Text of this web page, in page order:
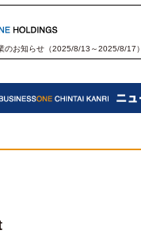
のお知らせ（2025/8/13～2025/8/17）